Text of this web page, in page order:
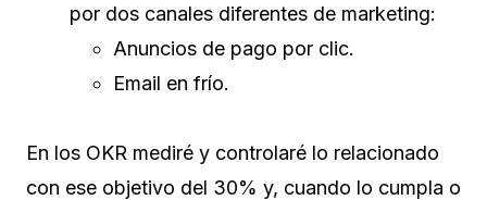
por dos canales diferentes de marketing:
Anuncios de pago por clic.
Email en frío.
En los OKR mediré y controlaré lo relacionado
con ese objetivo del 30% y, cuando lo cumpla o